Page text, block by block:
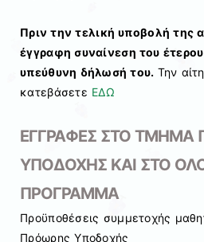
Πριν την τελική υποβολή της
έγγραφη συναίνεση του
υπεύθυνη δήλωσή του. Την
κατεβάσετε ΕΔΩ
ΕΓΓΡΑΦΕΣ ΣΤΟ ΤΜΗΜΑ
ΥΠΟΔΟΧΗΣ ΚΑΙ ΣΤΟ
ΠΡΟΓΡΑΜΜΑ
Προϋποθέσεις συμμετοχής
Πρόωρης Υποδοχής